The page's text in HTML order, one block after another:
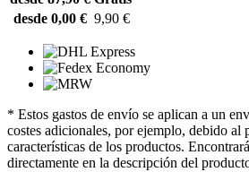
desde 0,00 € 9,90 €
* Estos gastos de envío se aplican a un
costes adicionales, por ejemplo, debido al
características de los productos.
directamente en la descripción del